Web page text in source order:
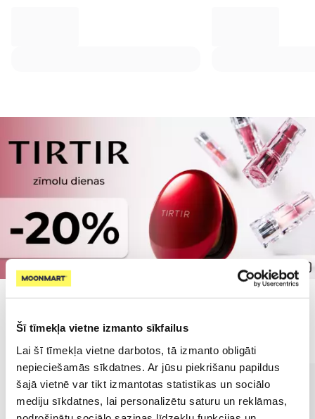
Šī tīmekļa vietne izmanto sīkfailus
Lai šī tīmekļa vietne darbotos, tā izmanto obligāti
nepieciešamās sīkdatnes. Ar jūsu piekrišanu papildus
šajā vietnē var tikt izmantotas statistikas un sociālo
mediju sīkdatnes, lai personalizētu saturu un reklāmas,
Populārākie kategorijā